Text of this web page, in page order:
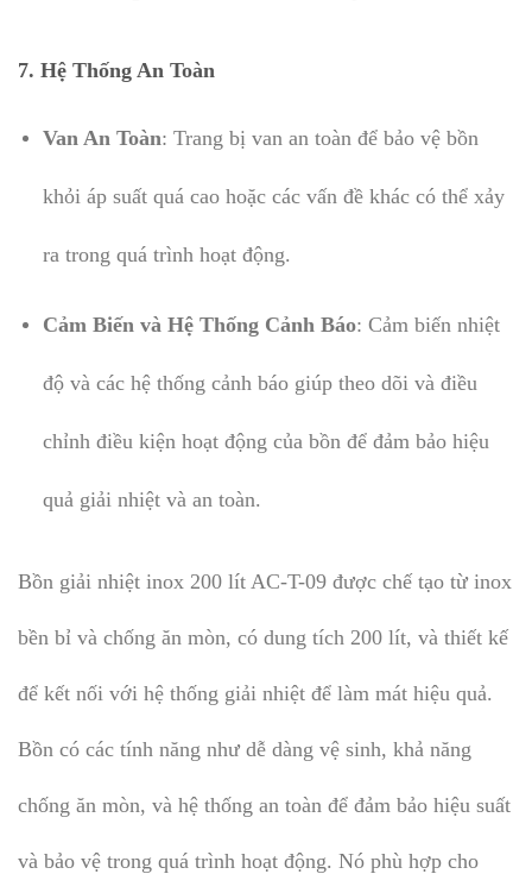
7. Hệ Thống An Toàn
Van An Toàn: Trang bị van an toàn để bảo vệ bồn
khỏi áp suất quá cao hoặc các vấn đề khác có thể xảy
ra trong quá trình hoạt động.
Cảm Biến và Hệ Thống Cảnh Báo: Cảm biến nhiệt
độ và các hệ thống cảnh báo giúp theo dõi và điều
chỉnh điều kiện hoạt động của bồn để đảm bảo hiệu
quả giải nhiệt và an toàn.
Bồn giải nhiệt inox 200 lít AC-T-09 được chế tạo từ inox
bền bỉ và chống ăn mòn, có dung tích 200 lít, và thiết kế
để kết nối với hệ thống giải nhiệt để làm mát hiệu quả.
Bồn có các tính năng như dễ dàng vệ sinh, khả năng
chống ăn mòn, và hệ thống an toàn để đảm bảo hiệu suất
và bảo vệ trong quá trình hoạt động. Nó phù hợp cho